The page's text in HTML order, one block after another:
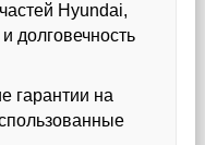
Hyundai,
долговечность
гарантии на